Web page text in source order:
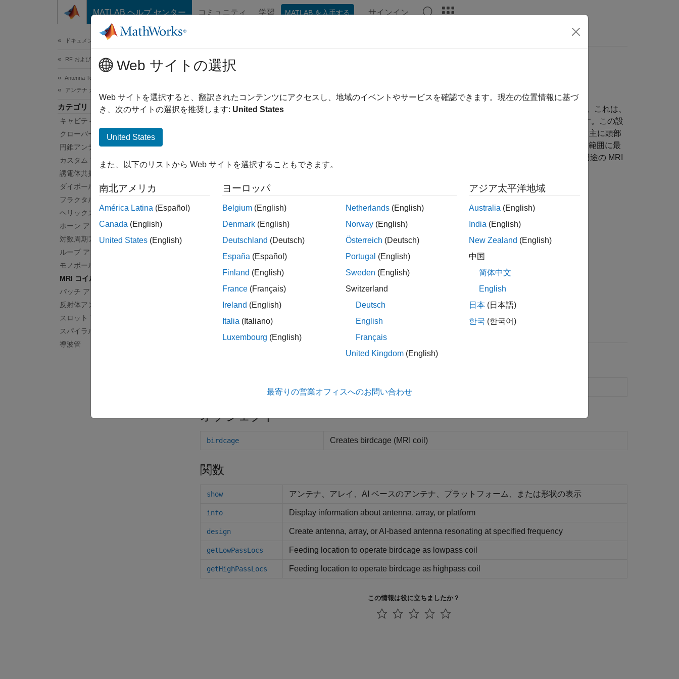
コンテンツへスキップ
MATLAB ヘルプ センター コミュニティ 学習 MATLAB を入手する サインイン
ドキュメンテーションのホーム
RF およびミックスド シグナル
Antenna Toolbox
アンテナ カタログ
カテゴリ
キャビティ アンテナ
クローバーリーフ アンテナ
円錐アンテナ
カスタム アンテナ
誘電体共振器アンテナ
ダイポール アンテナ
フラクタル アンテナ
ヘリックス アンテナ
ホーン アンテナ
対数周期アンテナ
ループ アンテナ
モノポール アンテナ
MRI コイル
パッチ アンテナ
反射体アンテナ
スロット アンテナ
スパイラル アンテナ
導波管
MRI コイル
MRI 用バードケージ コイル
MRI 用バードケージ コイルは、磁気共鳴法 (MRI) システムで使用される特殊な無線周波数 (RF) コイルです。これは、
均等間隔で配置された導電性のラング (またはロッド) をエンド リングで接続した円筒形構造になっています。この設
計により、高品質な画像取得に不可欠な、非常に均一な RF 磁界を生成できます。バードケージ コイルは、主に頭部
や四肢の画像撮影に使用されます。主にローパスとハイパスの 2 つのタイプがあり、それぞれ異なる周波数範囲に最
適化されています。バードケージ コイルは均一な励振および受信が可能であることから、臨床および研究用途の MRI
において広く採用されています。
MRI コイル
birdcage
アンテナ素子カタログ
アンテナ デザイナー アンテナの設計、可視化、解析
オブジェクト
birdcage Creates birdcage (MRI coil)
関数
show アンテナ、アレイ、AI ベースのアンテナ、プラットフォーム、または形状の表示
info Display information about antenna, array, or platform
design Create antenna, array, or AI-based antenna resonating at specified frequency
getLowPassLocs Feeding location to operate birdcage as lowpass coil
getHighPassLocs Feeding location to operate birdcage as highpass coil
この情報は役に立ちましたか？
Web サイトの選択
Web サイトを選択すると、翻訳されたコンテンツにアクセスし、地域のイベントやサービスを確認できます。現在の位置情報に基づ
き、次のサイトの選択を推奨します: United States
United States
また、以下のリストから Web サイトを選択することもできます。
南北アメリカ
América Latina (Español)
Canada (English)
United States (English)
ヨーロッパ
Belgium (English)
Denmark (English)
Deutschland (Deutsch)
España (Español)
Finland (English)
France (Français)
Ireland (English)
Italia (Italiano)
Luxembourg (English)
Netherlands (English)
Norway (English)
Österreich (Deutsch)
Portugal (English)
Sweden (English)
Switzerland
Deutsch
English
Français
United Kingdom (English)
アジア太平洋地域
Australia (English)
India (English)
New Zealand (English)
中国
简体中文
English
日本 (日本語)
한국 (한국어)
最寄りの営業オフィスへのお問い合わせ